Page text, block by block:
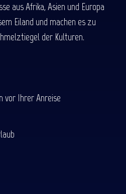
aus Afrika, Asien und Europa
Eiland und machen es zu
der Kulturen.
vor Ihrer Anreise